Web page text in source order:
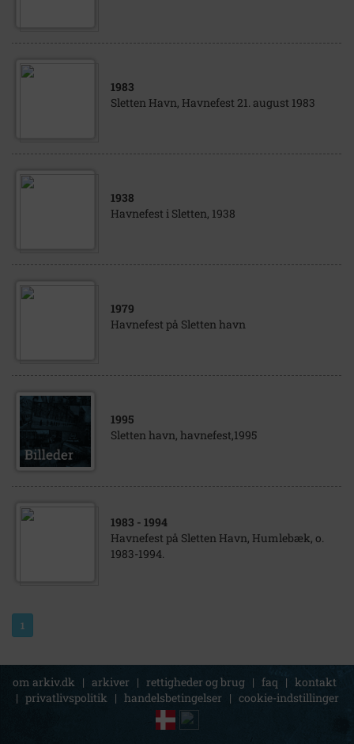
1983
Sletten Havn, Havnefest 21. august 1983
1938
Havnefest i Sletten, 1938
1979
Havnefest på Sletten havn
1995
Sletten havn, havnefest,1995
1983 - 1994
Havnefest på Sletten Havn, Humlebæk, o.
1983-1994.
1
om arkiv.dk | arkiver | rettigheder og brug | faq | kontakt
| privatlivspolitik | handelsbetingelser | cookie-indstillinger